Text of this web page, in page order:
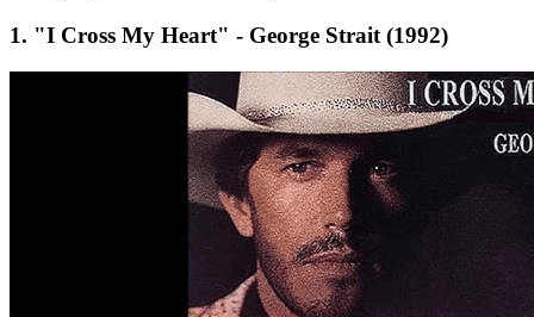
1. "I Cross My Heart" - George Strait (1992)